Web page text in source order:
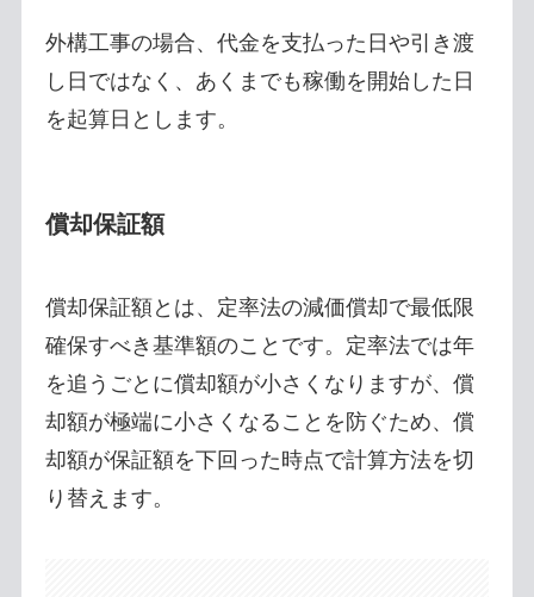
外構工事の場合、代金を支払った日や引き渡
し日ではなく、あくまでも稼働を開始した日
を起算日とします。
償却保証額
償却保証額とは、定率法の減価償却で最低限
確保すべき基準額のことです。定率法では年
を追うごとに償却額が小さくなりますが、償
却額が極端に小さくなることを防ぐため、償
却額が保証額を下回った時点で計算方法を切
り替えます。